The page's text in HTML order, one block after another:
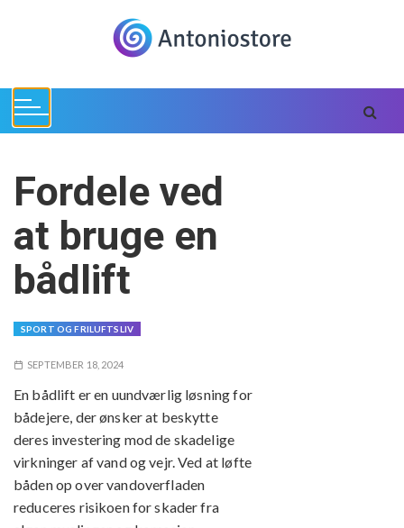
Fordele ved
at bruge en
bådlift
SPORT OG FRILUFTSLIV
SEPTEMBER 18, 2024
En bådlift er en uundværlig løsning for
bådejere, der ønsker at beskytte
deres investering mod de skadelige
virkninger af vand og vejr. Ved at løfte
båden op over vandoverfladen
reduceres risikoen for skader fra